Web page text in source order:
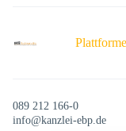
089 212 166-0
info@kanzlei-ebp.de